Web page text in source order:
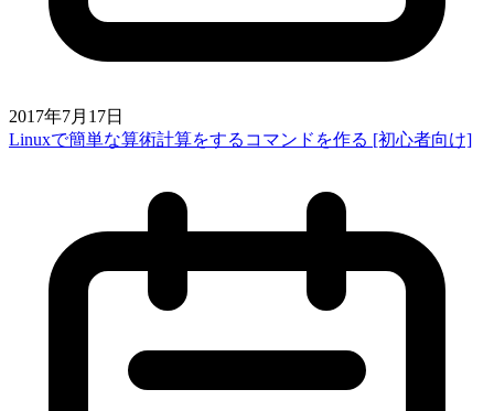
2017年7月17日
Linuxで簡単な算術計算をするコマンドを作る [初心者向け]